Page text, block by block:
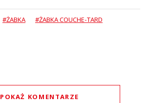
#ŻABKA
#ŻABKA COUCHE-TARD
POKAŻ KOMENTARZE